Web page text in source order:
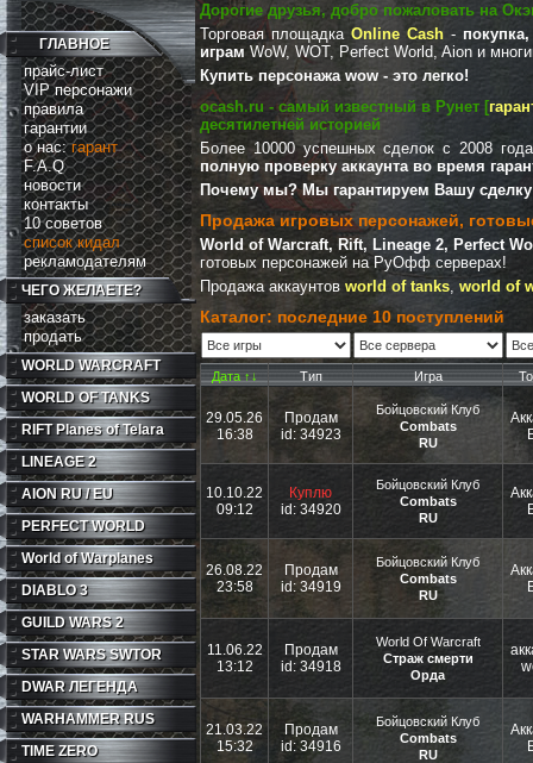
ГЛАВНОЕ
прайс-лист
VIP персонажи
правила
гарантии
о нас:гарант
F.A.Q
новости
контакты
10 советов
список кидал
рекламодателям
ЧЕГО ЖЕЛАЕТЕ?
заказать
продать
WORLD WARCRAFT
WORLD OF TANKS
RIFT Planes of Telara
LINEAGE 2
AION RU / EU
PERFECT WORLD
World of Warplanes
DIABLO 3
GUILD WARS 2
STAR WARS SWTOR
DWAR ЛЕГЕНДА
WARHAMMER RUS
TIME ZERO
Дорогие друзья, добро пожаловать на
Торговая площадка Online Cash-
играм WoW, WOT, Perfect World, Aion и
Купить персонажа wow - это легко!
ocash.ru - самый известный в Рунет [
десятилетней историей
Более 10000 успешных сделок с 2008
полную проверку аккаунта во время
Почему мы? Мы гарантируем Вашу сделку
Продажа игровых персонажей,
World of Warcraft, Rift, Lineage 2, Perfect
готовых персонажей на РуОфф серверах!
Продажа аккаунтов world of tanks, world of
Каталог: последние 10 поступлений
Дата ↑↓ Тип Игра
29.05.26
16:38
Продам
id: 34923
Бойцовский Клуб
Combats
RU
10.10.22
09:12
Куплю
id: 34920
Бойцовский Клуб
Combats
RU
26.08.22
23:58
Продам
id: 34919
Бойцовский Клуб
Combats
RU
11.06.22
13:12
Продам
id: 34918
World Of Warcraft
Страж смерти
Орда
21.03.22
15:32
Продам
id: 34916
Бойцовский Клуб
Combats
RU